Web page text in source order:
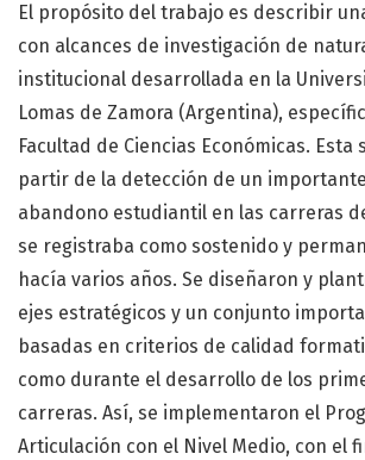
El propósito del trabajo es describir
con alcances de investigación de
institucional desarrollada en la
Lomas de Zamora (Argentina),
Facultad de Ciencias Económicas. Esta
partir de la detección de un
abandono estudiantil en las carreras
se registraba como sostenido y
hacía varios años. Se diseñaron y
ejes estratégicos y un conjunto
basadas en criterios de calidad
como durante el desarrollo de los
carreras. Así, se implementaron el
Articulación con el Nivel Medio, con el